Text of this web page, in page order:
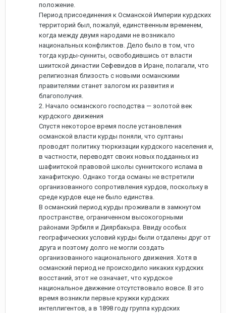
положение.
Период присоединения к Османской Империи курдских
территорий был, пожалуй, единственным временем,
когда между двумя народами не возникало
национальных конфликтов. Дело было в том, что
тогда курды-сунниты, освободившись от власти
шиитской династии Сефевидов в Иране, полагали, что
религиозная близость с новыми османскими
правителями станет залогом их развития и
благополучия.
2. Начало османского господства — золотой век
курдского движения
Спустя некоторое время после установления
османской власти курды поняли, что султаны
проводят политику тюркизации курдского населения и,
в частности, переводят своих новых подданных из
шафиитской правовой школы суннитского ислама в
ханафитскую. Однако тогда османы не встретили
организованного сопротивления курдов, поскольку в
среде курдов еще не было единства.
В османский период курды проживали в замкнутом
пространстве, ограниченном высокогорными
районами Эрбиля и Диярбакыра. Ввиду особых
географических условий курды были отдалены друг от
друга и поэтому долго не могли создать
организованного национального движения. Хотя в
османский период не происходило никаких курдских
восстаний, этот не означает, что курдское
национальное движение отсутствовало вовсе. В это
время возникли первые кружки курдских
интеллигентов, а в 1898 году группа курдских